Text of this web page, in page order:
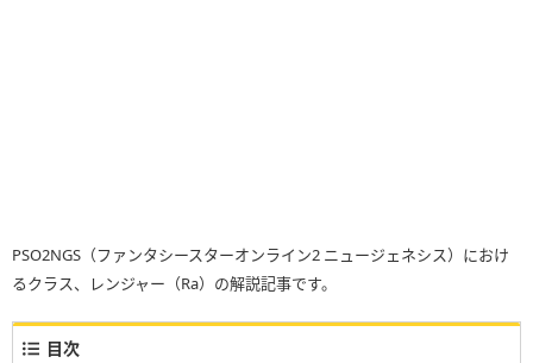
PSO2NGS（ファンタシースターオンライン2 ニュージェネシス）におけ
るクラス、レンジャー（Ra）の解説記事です。
目次